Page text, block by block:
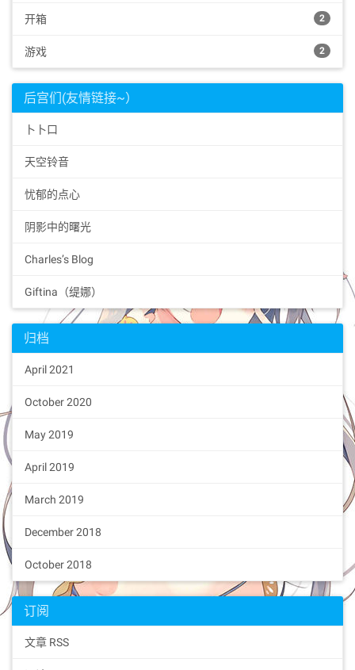
开箱 2
游戏 2
后宫们(友情链接~）
卜卜口
天空铃音
忧郁的点心
阴影中的曙光
Charles’s Blog
Giftina（缇娜）
归档
April 2021
October 2020
May 2019
April 2019
March 2019
December 2018
October 2018
订阅
文章 RSS